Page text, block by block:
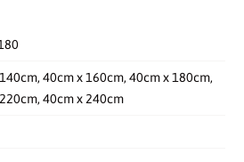
40cm x 160cm, 40cm x 180cm,
40cm x 240cm